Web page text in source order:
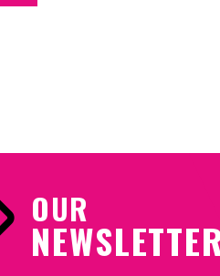
OUR